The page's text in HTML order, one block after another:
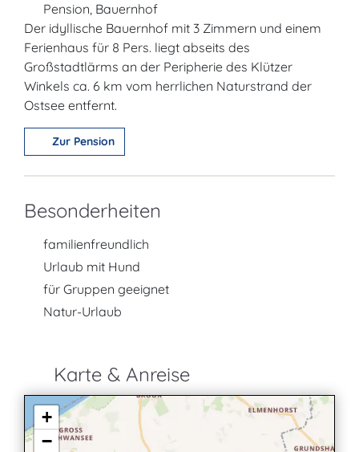
Pension, Bauernhof
Der idyllische Bauernhof mit 3 Zimmern und einem
Ferienhaus für 8 Pers. liegt abseits des
Großstadtlärms an der Peripherie des Klützer
Winkels ca. 6 km vom herrlichen Naturstrand der
Ostsee entfernt.
Zur Pension
Besonderheiten
familienfreundlich
Urlaub mit Hund
für Gruppen geeignet
Natur-Urlaub
Karte & Anreise
+
−